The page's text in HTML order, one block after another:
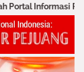
Resmi GMNI &